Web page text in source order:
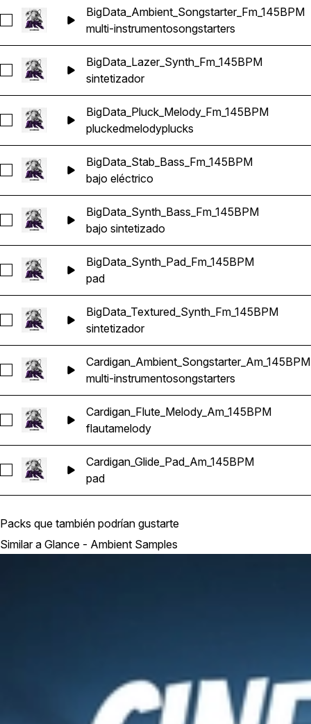
Seleccionar BigData_Ambient_Songstarter_Fm_145BPM
BigData_Ambient_Songstarter_Fm_145BPM
multi-instrumentosongstarters
Seleccionar BigData_Lazer_Synth_Fm_145BPM
BigData_Lazer_Synth_Fm_145BPM
sintetizador
Seleccionar BigData_Pluck_Melody_Fm_145BPM
BigData_Pluck_Melody_Fm_145BPM
pluckedmelodyplucks
Seleccionar BigData_Stab_Bass_Fm_145BPM
BigData_Stab_Bass_Fm_145BPM
bajo eléctrico
Seleccionar BigData_Synth_Bass_Fm_145BPM
BigData_Synth_Bass_Fm_145BPM
bajo sintetizado
Seleccionar BigData_Synth_Pad_Fm_145BPM
BigData_Synth_Pad_Fm_145BPM
pad
Seleccionar BigData_Textured_Synth_Fm_145BPM
BigData_Textured_Synth_Fm_145BPM
sintetizador
Seleccionar Cardigan_Ambient_Songstarter_Am_145BPM
Cardigan_Ambient_Songstarter_Am_145BPM
multi-instrumentosongstarters
Seleccionar Cardigan_Flute_Melody_Am_145BPM
Cardigan_Flute_Melody_Am_145BPM
flautamelody
Seleccionar Cardigan_Glide_Pad_Am_145BPM
Cardigan_Glide_Pad_Am_145BPM
pad
Packs que también podrían gustarte
Similar a Glance - Ambient Samples